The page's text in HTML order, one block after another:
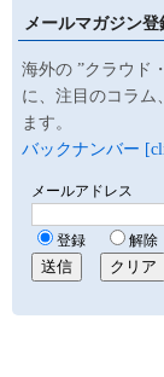
メールマガジン登
海外の ”クラウド
に、注目のコラム
ます。
バックナンバー